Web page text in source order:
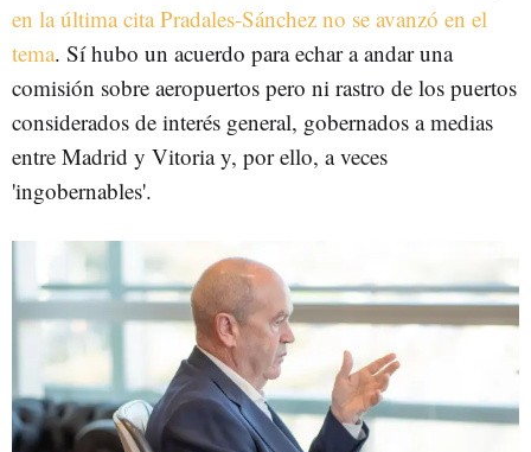
en la última cita Pradales-Sánchez no se avanzó en el
tema. Sí hubo un acuerdo para echar a andar una
comisión sobre aeropuertos pero ni rastro de los puertos
considerados de interés general, gobernados a medias
entre Madrid y Vitoria y, por ello, a veces
'ingobernables'.